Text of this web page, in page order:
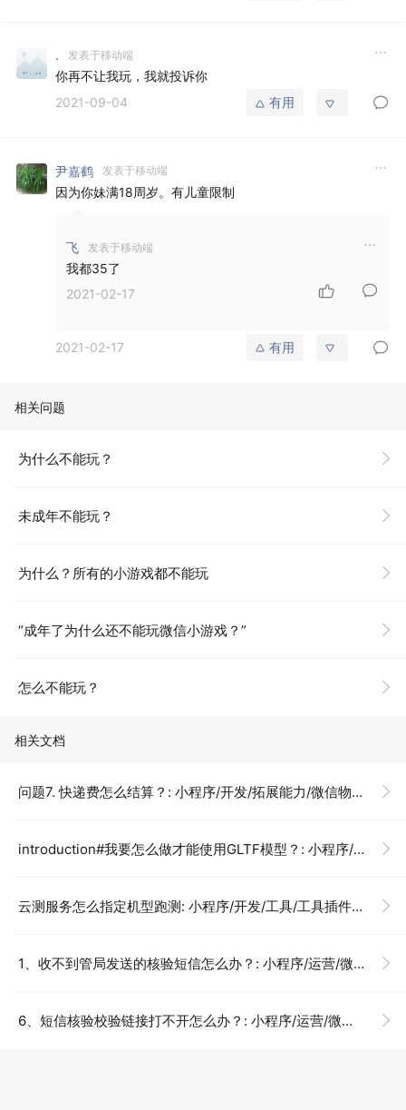
. 发表于移动端
你再不让我玩，我就投诉你
2021-09-04
有用
尹嘉鹤 发表于移动端
因为你妹满18周岁。有儿童限制
飞 发表于移动端
我都35了
2021-02-17
2021-02-17 有用
相关问题
为什么不能玩？
未成年不能玩？
为什么？所有的小游戏都不能玩
“成年了为什么还不能玩微信小游戏？”
怎么不能玩？
相关文档
问题7. 快递费怎么结算？: 小程序/开发/拓展能力/微信物流服务/商家使用/快递接口/常见问题
introduction#我要怎么做才能使用GLTF模型？: 小程序/开发/组件/XR-FRAME/GLTF/GLTF入门
云测服务怎么指定机型跑测: 小程序/开发/工具/工具插件/小程序云测/常见问题/云测常见问题
1、收不到管局发送的核验短信怎么办？: 小程序/运营/微信小程序备案/工信部短信核验指引
6、短信核验校验链接打不开怎么办？: 小程序/运营/微信小程序备案/工信部短信核验指引